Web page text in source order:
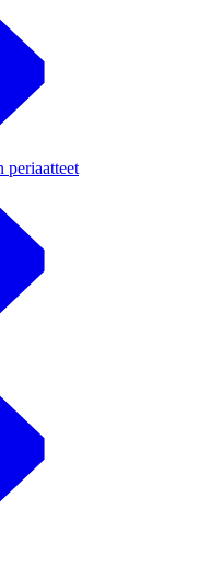
periaatteet